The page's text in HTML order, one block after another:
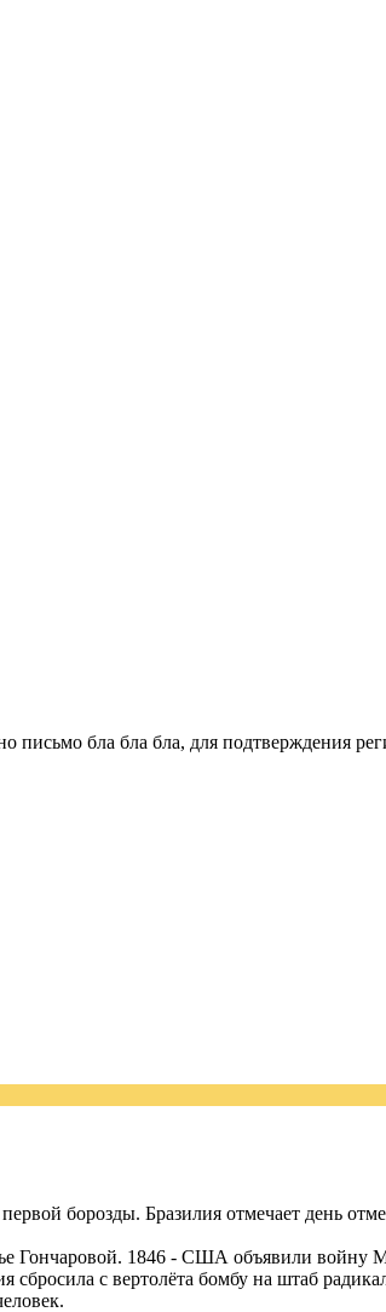
письмо бла бла бла, для подтверждения
борозды. Бразилия отмечает день
Гончаровой. 1846 - США объявили
с вертолёта бомбу на штаб